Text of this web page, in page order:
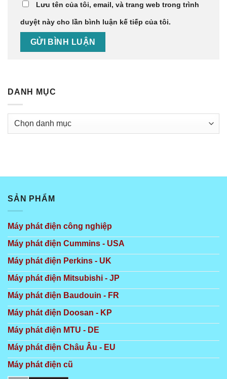
Lưu tên của tôi, email, và trang web trong trình
duyệt này cho lần bình luận kế tiếp của tôi.
DANH MỤC
Danh
SẢN PHẨM
Máy phát điện công nghiệp
Máy phát điện Cummins - USA
Máy phát điện Perkins - UK
Máy phát điện Mitsubishi - JP
Máy phát điện Baudouin - FR
Máy phát điện Doosan - KP
Máy phát điện MTU - DE
Máy phát điện Châu Âu - EU
Máy phát điện cũ